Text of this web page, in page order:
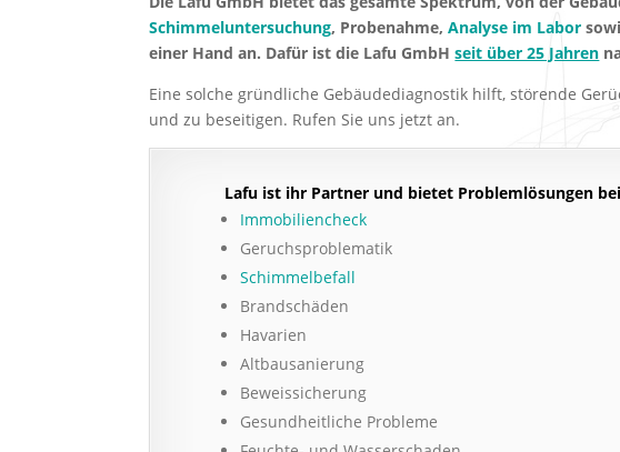
Schimmeluntersuchung, Probenahme,Analyse im Labor
einer Hand an. Dafür ist die Lafu GmbHseit über 25 Jahren
Eine solche gründliche Gebäudediagnostik hilft, störende
und zu beseitigen. Rufen Sie uns jetzt an.
Lafu ist ihr Partner und bietet Problemlösungen bei
Immobiliencheck
Geruchsproblematik
Schimmelbefall
Brandschäden
Havarien
Altbausanierung
Beweissicherung
Gesundheitliche Probleme